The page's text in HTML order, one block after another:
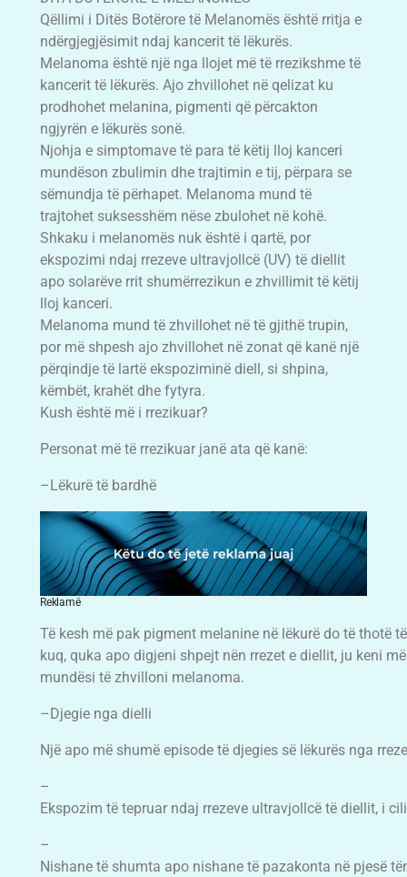
Qëllimi i Ditёs Botёrore tё Melanomës është rritja e
ndërgjegjësimit ndaj kancerit tё lёkurёs.
Melanoma është një nga llojet më të rrezikshme të
kancerit të lëkurës. Ajo zhvillohet në qelizat ku
prodhohet melanina, pigmenti që përcakton
ngjyrën e lëkurës sonë.
Njohja e simptomave të para të këtij lloj kanceri
mundëson zbulimin dhe trajtimin e tij, përpara se
sëmundja të përhapet. Melanoma mund të
trajtohet suksesshëm nëse zbulohet në kohë.
Shkaku i melanomës nuk është i qartë, por
ekspozimi ndaj rrezeve ultravjollcë (UV) të diellit
apo solarëve rrit shumërrezikun e zhvillimit të këtij
lloj kanceri.
Melanoma mund të zhvillohet në të gjithë trupin,
por më shpesh ajo zhvillohet në zonat që kanë një
përqindje të lartë ekspoziminë diell, si shpina,
këmbët, krahët dhe fytyra.
Kush është më i rrezikuar?
Personat më të rrezikuar janë ata që kanë:
–Lëkurë të bardhë
Reklamë
Të kesh më pak pigment melanine në lëkurë do të thotë
kuq, quka apo digjeni shpejt nën rrezet e diellit, ju keni
mundësi të zhvilloni melanoma.
–Djegie nga dielli
Një apo më shumë episode të djegies së lëkurës nga
–
Ekspozim të tepruar ndaj rrezeve ultravjollcë të diellit, i
–
Nishane të shumta apo nishane të pazakonta në pjesë